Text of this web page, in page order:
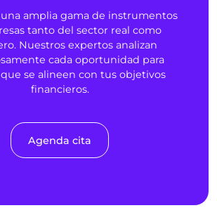
amplia gama de instrumentos
tanto del sector real como
Nuestros expertos analizan
cada oportunidad para
se alineen con tus objetivos
financieros.
Agenda cita